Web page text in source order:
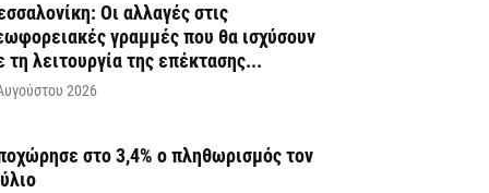
Οι αλλαγές στις
γραμμές που θα ισχύσουν
τη λειτουργία της επέκτασης...
2026
στο 3,4% ο πληθωρισμός τον